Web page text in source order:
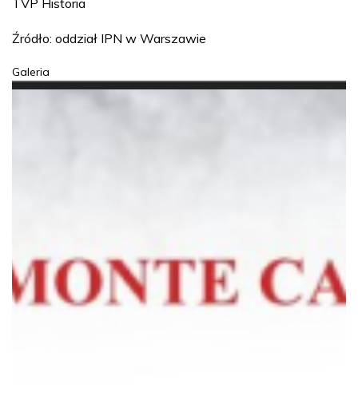
TVP Historia
Źródło: oddział IPN w Warszawie
Galeria